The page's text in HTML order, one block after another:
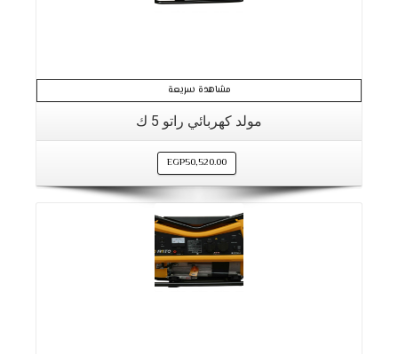
مشاهدة سريعة
مولد كهربائي راتو 5 ك
EGP50,520.00